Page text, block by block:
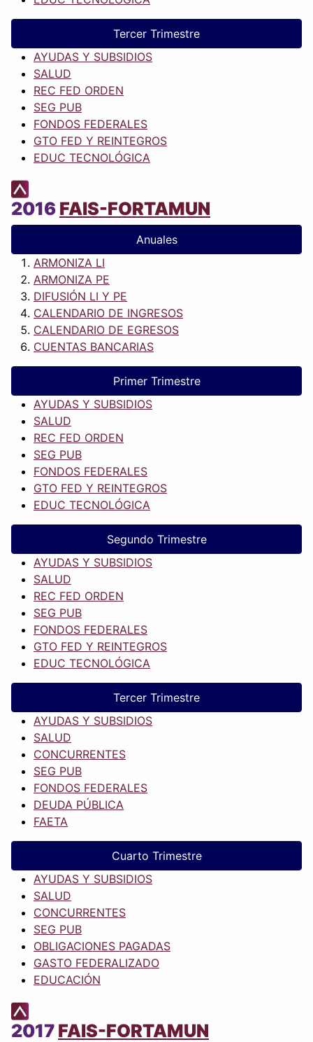
Tercer Trimestre
AYUDAS Y SUBSIDIOS
SALUD
REC FED ORDEN
SEG PUB
FONDOS FEDERALES
GTO FED Y REINTEGROS
EDUC TECNOLÓGICA
2016 FAIS-FORTAMUN
Anuales
ARMONIZA LI
ARMONIZA PE
DIFUSIÓN LI Y PE
CALENDARIO DE INGRESOS
CALENDARIO DE EGRESOS
CUENTAS BANCARIAS
Primer Trimestre
AYUDAS Y SUBSIDIOS
SALUD
REC FED ORDEN
SEG PUB
FONDOS FEDERALES
GTO FED Y REINTEGROS
EDUC TECNOLÓGICA
Segundo Trimestre
AYUDAS Y SUBSIDIOS
SALUD
REC FED ORDEN
SEG PUB
FONDOS FEDERALES
GTO FED Y REINTEGROS
EDUC TECNOLÓGICA
Tercer Trimestre
AYUDAS Y SUBSIDIOS
SALUD
CONCURRENTES
SEG PUB
FONDOS FEDERALES
DEUDA PÚBLICA
FAETA
Cuarto Trimestre
AYUDAS Y SUBSIDIOS
SALUD
CONCURRENTES
SEG PUB
OBLIGACIONES PAGADAS
GASTO FEDERALIZADO
EDUCACIÓN
2017 FAIS-FORTAMUN